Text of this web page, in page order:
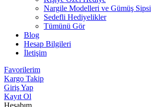
Nargile Modelleri ve Gümüş Sipsi
Sedefli Hediyelikler
Tümünü Gör
Blog
Hesap Bilgileri
İletişim
Favorilerim
Kargo Takip
Giriş Yap
Kayıt Ol
Hesabım